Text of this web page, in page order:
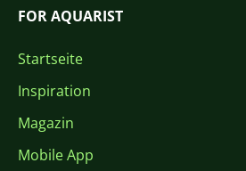
FOR AQUARIST
Startseite
Inspiration
Magazin
Mobile App